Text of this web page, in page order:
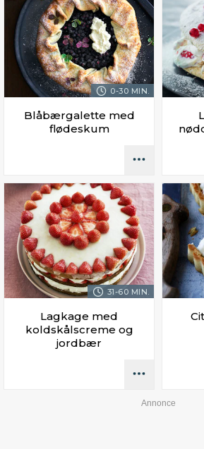
0-30 MIN.
Blåbærgalette med
flødeskum
31-60 MIN.
Lagkage med
koldskålscreme og
jordbær